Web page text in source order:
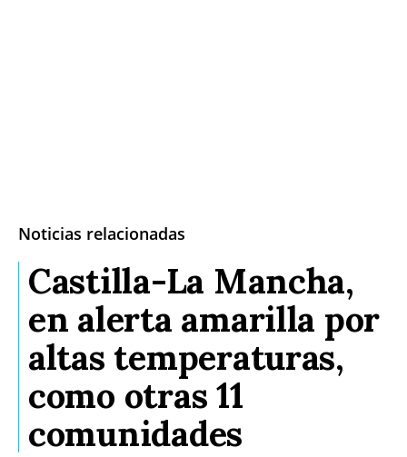
Noticias relacionadas
Castilla-La Mancha,
en alerta amarilla por
altas temperaturas,
como otras 11
comunidades